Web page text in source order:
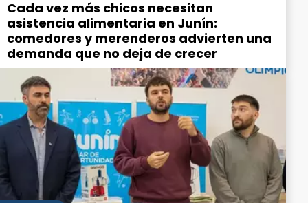
Cada vez más chicos necesitan
asistencia alimentaria en Junín:
comedores y merenderos advierten una
demanda que no deja de crecer